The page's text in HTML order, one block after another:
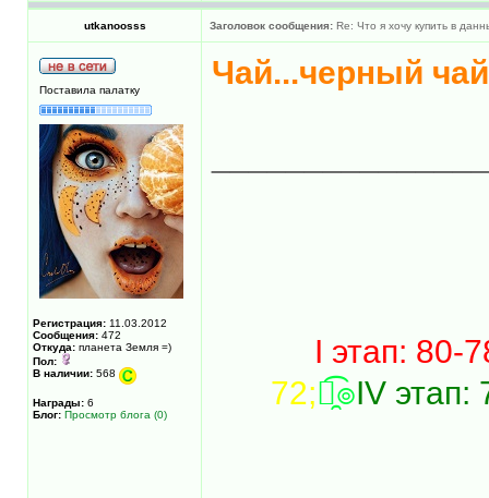
utkanoosss Заголовок сообщения: Re: Что я хочу купить в
Поставила палатку
Регистрация: 11.03.2012
Сообщения: 472
Откуда: планета Земля =)
Пол:
В наличии: 568
Награды: 6
Блог: Просмотр блога (0)
Чай...черный
I этап: 80-
72;๏̯͡๏IV этап: